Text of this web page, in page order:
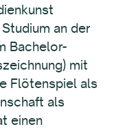
an der
Bachelor-
mit
Flötenspiel als
als
einen